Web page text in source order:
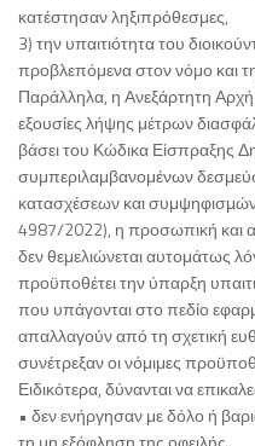
κατέστησαν ληξιπρόθεσμες,
3) την υπαιτιότητα του
προβλεπόμενα στον νόμο και
Παράλληλα, η Ανεξάρτητη
εξουσίες λήψης μέτρων
βάσει του Κώδικα Είσπραξης
συμπεριλαμβανομένων
κατασχέσεων και
4987/2022), η προσωπική και
δεν θεμελιώνεται αυτομάτως
προϋποθέτει την ύπαρξη
που υπάγονται στο πεδίο
απαλλαγούν από τη σχετική
συνέτρεξαν οι νόμιμες
Ειδικότερα, δύνανται να
• δεν ενήργησαν με δόλο ή